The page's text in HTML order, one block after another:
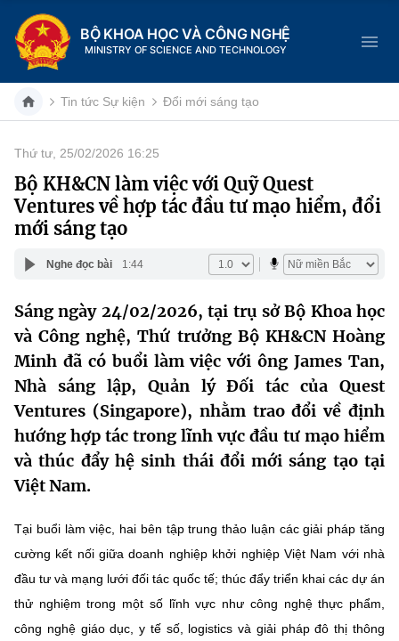
BỘ KHOA HỌC VÀ CÔNG NGHỆ
MINISTRY OF SCIENCE AND TECHNOLOGY
Danh mục
Trang chủ
Cơ cấu tổ chức
Lịch sử phát triển
Sở Khoa học và Công nghệ
Khoa học và Công nghệ
Đổi mới sáng tạo
Chuyển đổi số
Bưu chính, Viễn thông
Tiêu chuẩn, đo lường, chất lượng
Năng lượng nguyên tử
Dịch vụ công
Hệ thống văn bản
Văn bản QPPL
Văn bản chỉ đạo điều hành
MST IOFFICE
THỐNG KÊ
Đổi mới sáng tạo
Chuyển đổi số
Bưu chính, Viễn thông
Multimedia
THƯ ĐIỆN TỬ
Khác
Videos
Tin tức Sự kiện Đổi mới sáng tạo
Thứ tư, 25/02/2026 16:25
Bộ KH&CN làm việc với Quỹ Quest
Ventures về hợp tác đầu tư mạo hiểm, đổi
mới sáng tạo
Nghe đọc bài 1:44
Sáng ngày 24/02/2026, tại trụ sở Bộ Khoa học
và Công nghệ, Thứ trưởng Bộ KH&CN Hoàng
Minh đã có buổi làm việc với ông James Tan,
Nhà sáng lập, Quản lý Đối tác của Quest
Ventures (Singapore), nhằm trao đổi về định
hướng hợp tác trong lĩnh vực đầu tư mạo hiểm
và thúc đẩy hệ sinh thái đổi mới sáng tạo tại
Việt Nam.
Tại buổi làm việc, hai bên tập trung thảo luận các giải pháp tăng
cường kết nối giữa doanh nghiệp khởi nghiệp Việt Nam với nhà
đầu tư và mạng lưới đối tác quốc tế; thúc đẩy triển khai các dự án
thử nghiệm trong một số lĩnh vực như công nghệ thực phẩm,
công nghệ giáo dục, y tế số, logistics và giải pháp đô thị thông